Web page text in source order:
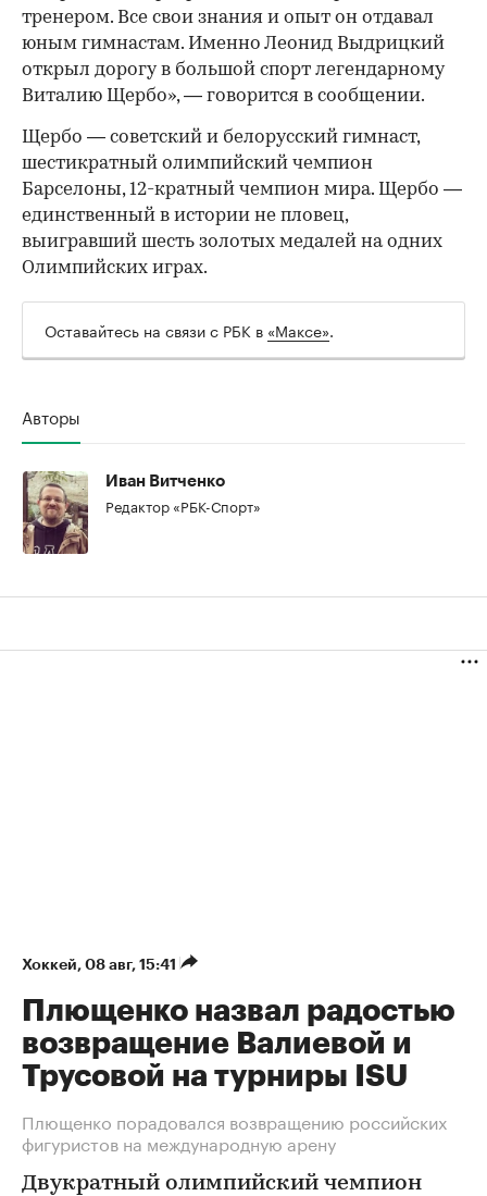
тренером. Все свои знания и опыт он отдавал
юным гимнастам. Именно Леонид Выдрицкий
открыл дорогу в большой спорт легендарному
Виталию Щербо», — говорится в сообщении.
Щербо — советский и белорусский гимнаст,
шестикратный олимпийский чемпион
Барселоны, 12-кратный чемпион мира. Щербо —
единственный в истории не пловец,
выигравший шесть золотых медалей на одних
Олимпийских играх.
Оставайтесь на связи с РБК в «Максе».
Авторы
Иван Витченко
Редактор «РБК-Спорт»
Хоккей 08 авг, 15:41
Плющенко назвал радостью
возвращение Валиевой и
Трусовой на турниры ISU
Плющенко порадовался возвращению российских
фигуристов на международную арену
Двукратный олимпийский чемпион